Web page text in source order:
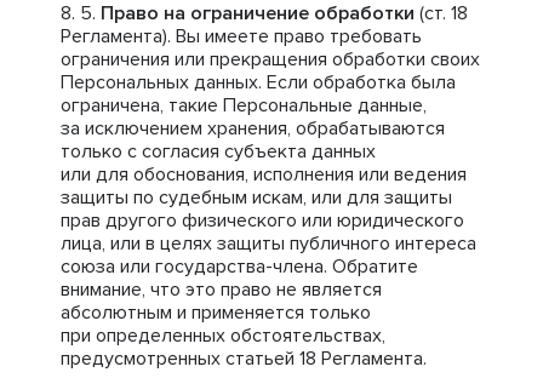
Право на ограничение обработки (ст. 18
Регламента). Вы имеете право требовать
ограничения или прекращения обработки своих
Персональных данных. Если обработка была
ограничена, такие Персональные данные,
за исключением хранения, обрабатываются
только с согласия субъекта данных
или для обоснования, исполнения или ведения
защиты по судебным искам, или для защиты
прав другого физического или юридического
лица, или в целях защиты публичного интереса
союза или государства-члена. Обратите
внимание, что это право не является
абсолютным и применяется только
при определенных обстоятельствах,
предусмотренных статьей 18 Регламента.